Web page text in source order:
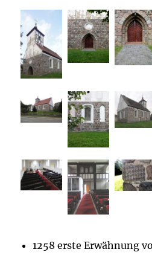
1258 erste Erwähnung